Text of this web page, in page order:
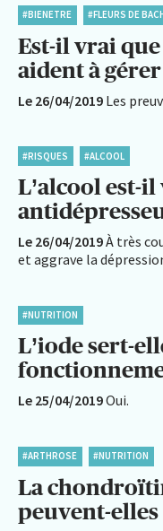
#BIENETRE #FLEURS DE
Est-il vrai
aident à
Le 26/04/2019 Les
#RISQUES #ALCOOL
L’alcool est-
Le 26/04/2019À très
et aggrave la
#NUTRITION
L’iode sert-
Le 25/04/2019Oui.
#ARTHROSE #NUTRITION
La
peuvent-elles